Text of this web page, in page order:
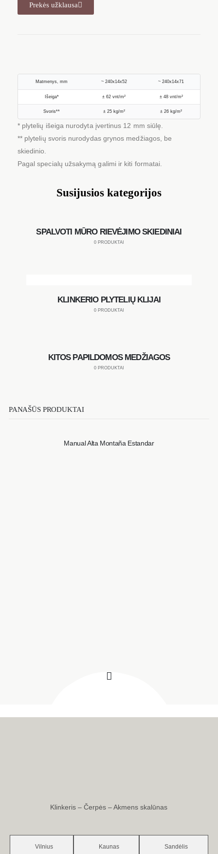
Prekės užklausa
Matmenys, mm ~ 240x14x52 ~ 240x14x71
Išeiga* ± 62 vnt/m² ± 48 vnt/m²
Svoris** ± 25 kg/m² ± 26 kg/m²
* plytelių išeiga nurodyta įvertinus 12 mm siūlę.
** plytelių svoris nurodydas grynos medžiagos, be
skiedinio.
Pagal specialų užsakymą galimi ir kiti formatai.
Susijusios kategorijos
SPALVOTI MŪRO RIEVĖJIMO SKIEDINIAI
0 PRODUKTAI
KLINKERIO PLYTELIŲ KLIJAI
0 PRODUKTAI
KITOS PAPILDOMOS MEDŽIAGOS
0 PRODUKTAI
PANAŠŪS PRODUKTAI
Manual Alta Montaña Estandar
Klinkeris – Čerpės – Akmens skalūnas
Vilnius Kaunas Sandėlis